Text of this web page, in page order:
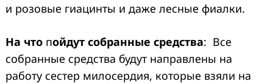
и розовые гиацинты и даже лесные фиалки.
На что пойдут собранные средства: Все
собранные средства будут направлены на
работу сестер милосердия, которые взяли на